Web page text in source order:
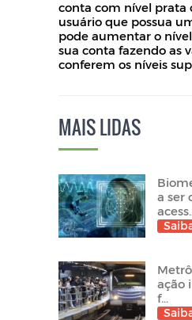
conta com nível prata
usuário que possua
pode aumentar o
sua conta fazendo as
conferem os níveis
MAIS LIDAS
a ser
ação
f...